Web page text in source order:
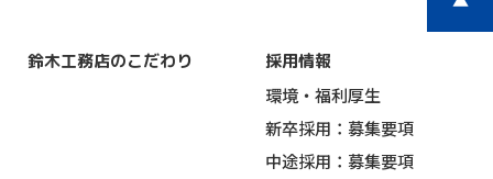
鈴木工務店のこだわり 採用情報
環境・福利厚生
新卒採用：募集要項
中途採用：募集要項